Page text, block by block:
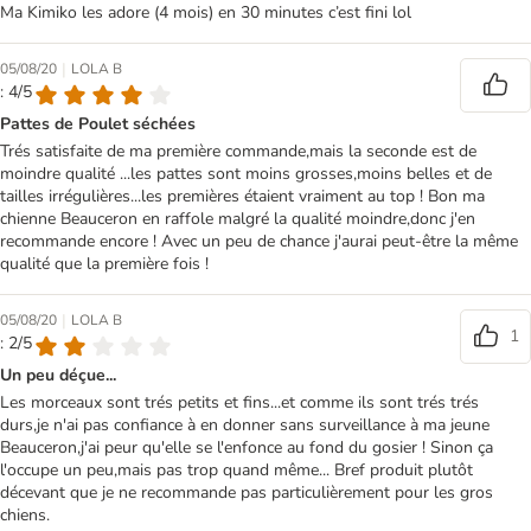
Ma Kimiko les adore (4 mois) en 30 minutes c’est fini lol
05/08/20 | LOLA B
: 4/5
Pattes de Poulet séchées
Trés satisfaite de ma première commande,mais la seconde est de
moindre qualité ...les pattes sont moins grosses,moins belles et de
tailles irrégulières...les premières étaient vraiment au top ! Bon ma
chienne Beauceron en raffole malgré la qualité moindre,donc j'en
recommande encore ! Avec un peu de chance j'aurai peut-être la même
qualité que la première fois !
05/08/20 | LOLA B
: 2/5
1
Un peu déçue...
Les morceaux sont trés petits et fins...et comme ils sont trés trés
durs,je n'ai pas confiance à en donner sans surveillance à ma jeune
Beauceron,j'ai peur qu'elle se l'enfonce au fond du gosier ! Sinon ça
l'occupe un peu,mais pas trop quand même... Bref produit plutôt
décevant que je ne recommande pas particulièrement pour les gros
chiens.